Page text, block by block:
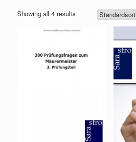
Showing all 4 results